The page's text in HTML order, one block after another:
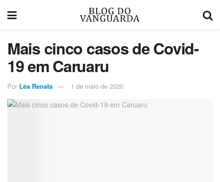
Mais cinco casos de Covid-
19 em Caruaru
Por Léa Renata 1 de maio de 2020